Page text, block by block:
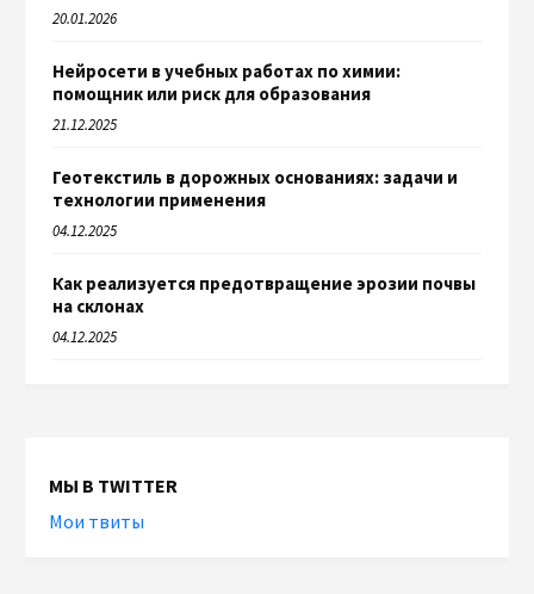
20.01.2026
Нейросети в учебных работах по химии:
помощник или риск для образования
21.12.2025
Геотекстиль в дорожных основаниях: задачи и
технологии применения
04.12.2025
Как реализуется предотвращение эрозии почвы
на склонах
04.12.2025
МЫ В TWITTER
Мои твиты